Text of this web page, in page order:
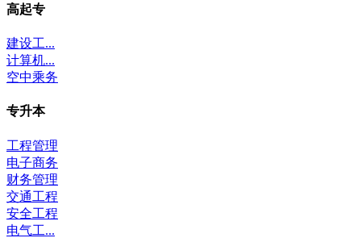
高起专
建设工...
计算机...
空中乘务
专升本
工程管理
电子商务
财务管理
交通工程
安全工程
电气工...